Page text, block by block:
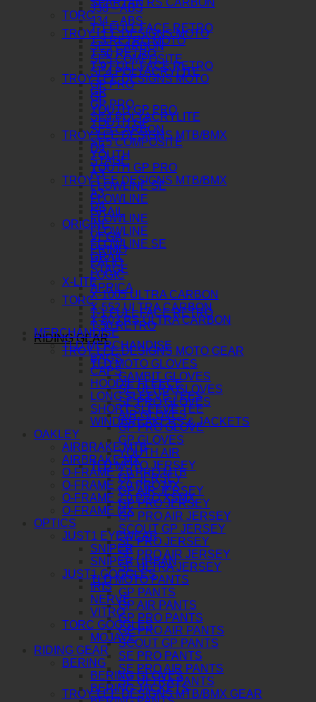
J38 – ABS
J34 – ABS
TROY LEE DESIGNS MOTO
SE5 CARBON
SE5 COMPOSITE
SE4 POLYACRYLITE
GP PRO
GP
YOUTH GP PRO
YOUTH GP
TROY LEE DESIGNS MTB/BMX
D4
STAGE
A3
FLOWLINE SE
FLOWLINE
GRAIL
ORIGINE
VEGA
PRIMO
PALIO
LOGIC
APRICA
TORC
T-1 FULL FACE RETRO
T-50 RETRO
RIDING GEAR
TROY LEE DESIGNS MOTO GEAR
TLD MOTO GLOVES
GAMBIT GLOVES
SE ULTRA GLOVES
SE PRO GLOVES
AIR GLOVES
GP PRO GLOVE
GP GLOVES
YOUTH AIR
TLD MOTO JERSEY
GP JERSEY
GP AIR JERSEY
GP PRO JERSEY
GP PRO AIR JERSEY
SCOUT GP JERSEY
SE PRO JERSEY
SE PRO AIR JERSEY
SE ULTRA JERSEY
TLD MOTO PANTS
GP PANTS
GP AIR PANTS
GP PRO PANTS
GP PRO AIR PANTS
SCOUT GP PANTS
SE PRO PANTS
SE PRO AIR PANTS
SE ULTRA PANTS
TROY LEE DESIGNS MTB/BMX GEAR
SPARTAN RS CARBON
TORC
T-1 FULL FACE RETRO
T-3 RETRO MOTO
T-50 RETRO
T-9 FULL FACE RETRO
TROY LEE DESIGNS MOTO
GP
GP PRO
SE4 POLYACRYLITE
SE5 CARBON
SE5 COMPOSITE
YOUTH
YOUTH GP PRO
TROY LEE DESIGNS MTB/BMX
A3
D4
FLOWLINE
FLOWLINE
FLOWLINE SE
GRAIL
STAGE
X-LITE
X-1005 ULTRA CARBON
X-552 ULTRA CARBON
X-803 RS ULTRA CARBON
MERCHANDISE
TLD MERCHANDISE
BAGS
CAPS
HOODIE FLEECE
LONG SLEEVE TEES
SHORT SLEEVE TEE
WINDBREAKERS & JACKETS
OAKLEY
AIRBRAKE MTB
AIRBRAKE MX
O-FRAME 2.0 PRO MTB
O-FRAME 2.0 PRO MX
O-FRAME 2.0 PRO XSMX
O-FRAME MX
OPTICS
JUST1 EYEWEAR
SNIPER
SNIPER URBAN
JUST1 GOGGLES
IRIS
NERVE
VITRO
TORC GOGGLES
MOJAVE
RIDING GEAR
BERING
BERING GLOVES
BERING JACKETS